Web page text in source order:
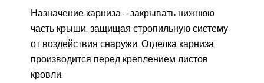
Назначение карниза – закрывать нижнюю
часть крыши, защищая стропильную систему
от воздействия снаружи. Отделка карниза
производится перед креплением листов
кровли.